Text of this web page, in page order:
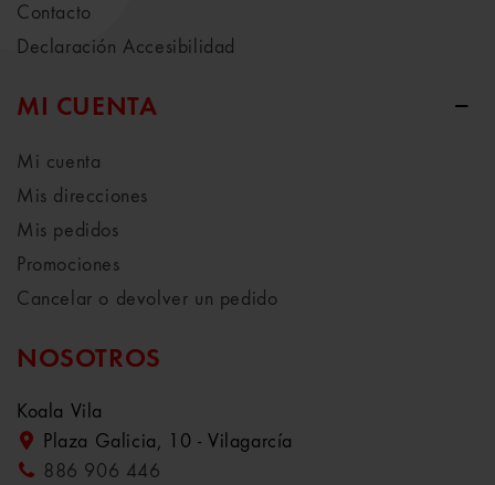
Contacto
Declaración Accesibilidad
MI CUENTA
Mi cuenta
Mis direcciones
Mis pedidos
Promociones
Cancelar o devolver un pedido
NOSOTROS
Koala Vila
Plaza Galicia, 10 - Vilagarcía
886 906 446